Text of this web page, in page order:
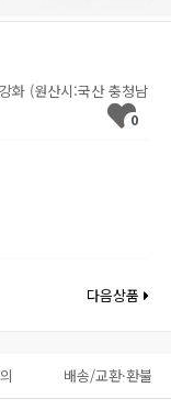
화 (원산시:국산 충청남
0
다음상품
배송/교환·환불